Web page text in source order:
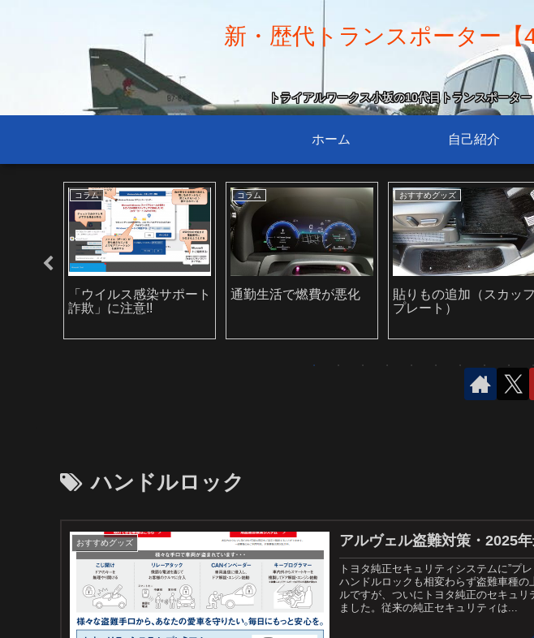
新・歴代トランスポーター【
トライアルワークス小坂の10代目トランスポー
ホーム 自己紹介
ドライブ
新シリーズ「燃費記録に
挑戦する旅」第1回は紅
おすすめグッズ
アルヴェル盗難対策・
カスタマイズ
ホイールのセンターキャ
ップをカスタマイズ
ハンドルロック
おすすめグッズ アルヴェル盗難対策・2025
トヨタ純正セキュリティシステムに”プ
ハンドルロックも相変わらず盗難車種
ルですが、ついにトヨタ純正のセキュリ
ました。従来の純正セキュリティは...